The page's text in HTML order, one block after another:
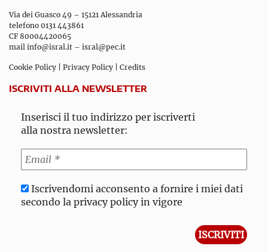
Via dei Guasco 49 – 15121 Alessandria
telefono 0131 443861
CF 80004420065
mail info@isral.it – isral@pec.it
Cookie Policy Privacy Policy Credits
ISCRIVITI ALLA NEWSLETTER
Inserisci il tuo indirizzo per iscriverti
alla nostra newsletter:
Iscrivendomi acconsento a fornire i miei dati
secondo la privacy policy in vigore